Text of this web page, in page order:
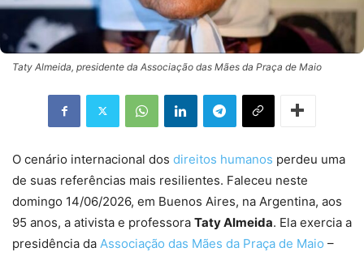
Taty Almeida, presidente da Associação das Mães da Praça de Maio
O cenário internacional dos direitos humanos perdeu uma
de suas referências mais resilientes. Faleceu neste
domingo 14/06/2026, em Buenos Aires, na Argentina, aos
95 anos, a ativista e professora Taty Almeida. Ela exercia a
presidência da Associação das Mães da Praça de Maio –